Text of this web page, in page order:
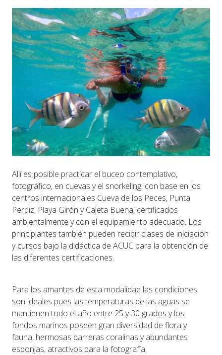
Allí es posible practicar el buceo contemplativo,
fotográfico, en cuevas y el snorkeling, con base en los
centros internacionales Cueva de los Peces, Punta
Perdiz, Playa Girón y Caleta Buena, certificados
ambientalmente y con el equipamiento adecuado. Los
principiantes también pueden recibir clases de iniciación
y cursos bajo la didáctica de ACUC para la obtención de
las diferentes certificaciones.
Para los amantes de esta modalidad las condiciones
son ideales pues las temperaturas de las aguas se
mantienen todo el año entre 25 y 30 grados y los
fondos marinos poseen gran diversidad de flora y
fauna, hermosas barreras coralinas y abundantes
esponjas, atractivos para la fotografía.